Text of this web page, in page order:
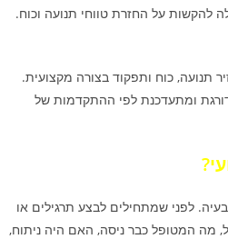
להקשות על החזרת טווחי תנועה וכוח.
תנועה, כוח ותפקוד בצורה מקצועית.
ומתעדכנת לפי ההתקדמות של
לפני שמתחילים לבצע תרגילים או
מה המטופל כבר ניסה, האם היה ניתוח,